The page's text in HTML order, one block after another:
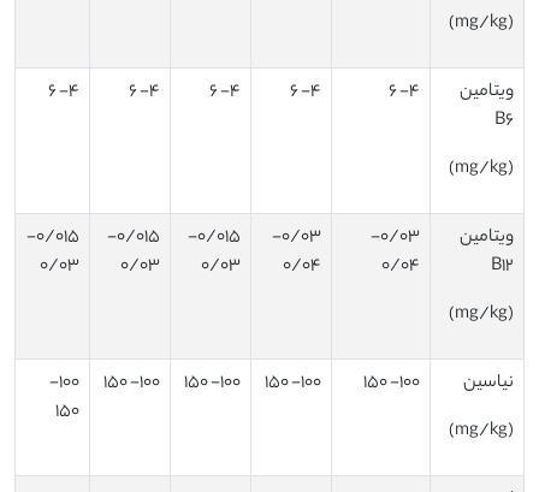
(mg/kg)
ویتامین
B6
(mg/kg)
4- 6
4- 6
4- 6
4- 6
4- 6
ویتامین
B12
(mg/kg)
0/03-
0/04
0/03-
0/04
0/015-
0/03
0/015-
0/03
0/015-
0/03
نیاسین
(mg/kg)
100- 150
100- 150
100- 150
100- 150
100-
150